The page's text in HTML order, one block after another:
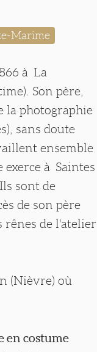
Marime
à La
Son père,
la photographie
sans doute
ensemble
à Saintes
sont de
de son père
rênes de l'atelier
(Nièvre) où
en costume